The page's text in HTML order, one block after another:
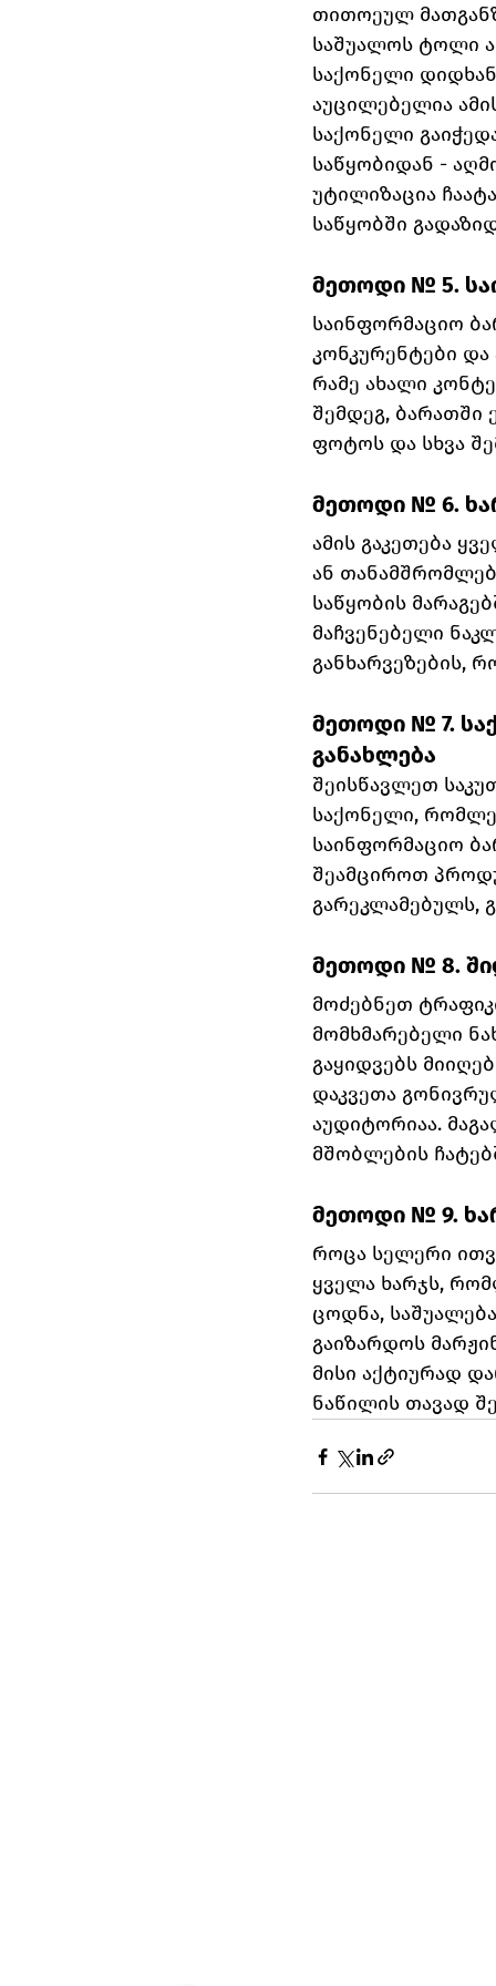
თითოეულ
საშუალოს ტოლი
საქონელი
აუცილებელია
საქონელი
საწყობიდან -
უტილიზაცია
საწყობში
მეთოდი № 5.
საინფორმაციო
კონკურენტები
რამე ახალი
შემდეგ, ბარათში
ფოტოს და სხვა
მეთოდი № 6.
ამის გაკეთება
ან
საწყობის
მაჩვენებელი
განხარვეზების,
მეთოდი № 7.
განახლება
შეისწავლეთ
საქონელი,
საინფორმაციო
შეამციროთ
გარეკლამებულს,
მეთოდი № 8.
მოძებნეთ
მომხმარებელი
გაყიდვებს
დაკვეთა
აუდიტორიაა.
მშობლების
მეთოდი № 9.
როცა სელერი
ყველა ხარჯს,
ცოდნა,
გაიზარდოს
მისი აქტიურად
ნაწილის თავად